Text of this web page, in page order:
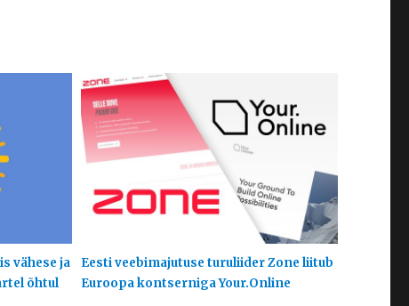
vähese ja
õhtul
Eesti veebimajutuse turuliider Zone liitub
Euroopa kontserniga Your.Online